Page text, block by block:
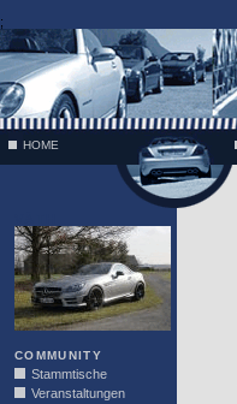
;
HOME
COMMUNITY
Stammtische
Veranstaltungen